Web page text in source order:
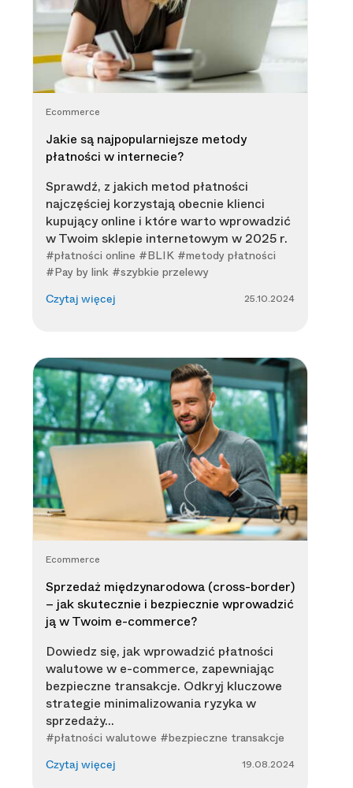
Ecommerce
Jakie są najpopularniejsze metody
płatności w internecie?
Sprawdź, z jakich metod płatności
najczęściej korzystają obecnie klienci
kupujący online i które warto wprowadzić
w Twoim sklepie internetowym w 2025 r.
#płatności online #BLIK #metody płatności
#Pay by link #szybkie przelewy
Czytaj więcej 25.10.2024
Ecommerce
Sprzedaż międzynarodowa (cross-border)
– jak skutecznie i bezpiecznie wprowadzić
ją w Twoim e-commerce?
Dowiedz się, jak wprowadzić płatności
walutowe w e-commerce, zapewniając
bezpieczne transakcje. Odkryj kluczowe
strategie minimalizowania ryzyka w
sprzedaży...
#płatności walutowe #bezpieczne transakcje
Czytaj więcej 19.08.2024